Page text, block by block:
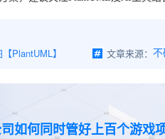
PlantUML】 文章来源： 不
如何同时管好上百个游戏